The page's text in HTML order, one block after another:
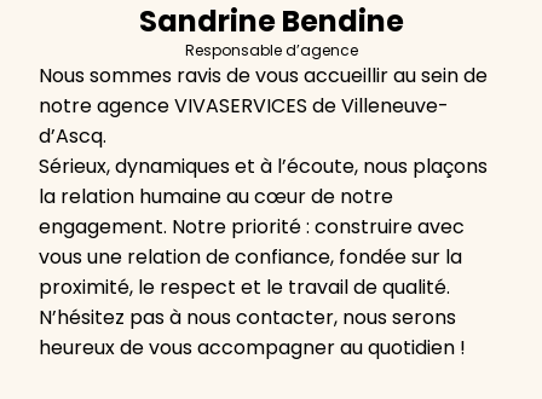
Sandrine Bendine
Responsable d’agence
Nous sommes ravis de vous accueillir au sein de
notre agence VIVASERVICES de Villeneuve-
d’Ascq.
Sérieux, dynamiques et à l’écoute, nous plaçons
la relation humaine au cœur de notre
engagement. Notre priorité : construire avec
vous une relation de confiance, fondée sur la
proximité, le respect et le travail de qualité.
N’hésitez pas à nous contacter, nous serons
heureux de vous accompagner au quotidien !